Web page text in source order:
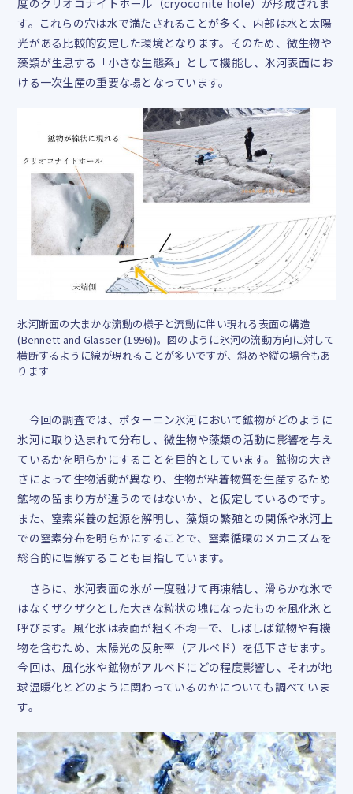
す。これらの穴は水で満たされることが多く、内部は水と太陽
光がある比較的安定した環境となります。そのため、微生物や
藻類が生息する「小さな生態系」として機能し、氷河表面にお
ける一次生産の重要な場となっています。
氷河断面の大まかな流動の様子と流動に伴い現れる表面の構造
(Bennett and Glasser (1996))。図のように氷河の流動方向に対して
横断するように線が現れることが多いですが、斜めや縦の場合もあ
ります
今回の調査では、ポターニン氷河において鉱物がどのように
氷河に取り込まれて分布し、微生物や藻類の活動に影響を与え
ているかを明らかにすることを目的としています。鉱物の大き
さによって生物活動が異なり、生物が粘着物質を生産するため
鉱物の留まり方が違うのではないか、と仮定しているのです。
また、窒素栄養の起源を解明し、藻類の繁殖との関係や氷河上
での窒素分布を明らかにすることで、窒素循環のメカニズムを
総合的に理解することも目指しています。
さらに、氷河表面の氷が一度融けて再凍結し、滑らかな氷で
はなくザクザクとした大きな粒状の塊になったものを風化氷と
呼びます。風化氷は表面が粗く不均一で、しばしば鉱物や有機
物を含むため、太陽光の反射率（アルベド）を低下させます。
今回は、風化氷や鉱物がアルベドにどの程度影響し、それが地
球温暖化とどのように関わっているのかについても調べていま
す。